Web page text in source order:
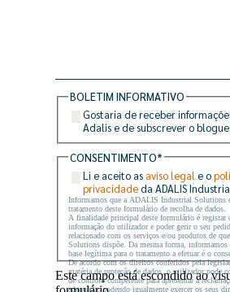
BOLETIM INFORMATIVO
Gostaria de receber
Adalis e de subscrever o blogue.
CONSENTIMENTO*
Li e aceito as aviso legal e o
privacidadeda ADALIS
Informamos que a ADALIS Industrial Solutions
tratamento deste formulário de recolha de dados.
A finalidade principal deste formulário é registar
informação do utilizador e poder gerir o seu
relacionado com os serviços e/ou produtos de
Solutions dispõe. Da mesma forma,
base legítima para o tratamento a efetuar é o
De acordo com os direitos conferidos pela
matéria de proteção de dados, o utilizador pode
de controlo competente para apresentar a
adequada, podendo igualmente exercer os seus
Este campo está escondido ao